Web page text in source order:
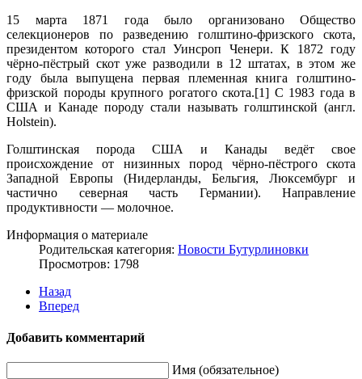
15 марта 1871 года было организовано Общество
селекционеров по разведению голштино-фризского скота,
президентом которого стал Уинсроп Ченери. К 1872 году
чёрно-пёстрый скот уже разводили в 12 штатах, в этом же
году была выпущена первая племенная книга голштино-
фризской породы крупного рогатого скота.[1] С 1983 года в
США и Канаде породу стали называть голштинской (англ.
Holstein).
Голштинская порода США и Канады ведёт свое
происхождение от низинных пород чёрно-пёстрого скота
Западной Европы (Нидерланды, Бельгия, Люксембург и
частично северная часть Германии). Направление
продуктивности — молочное.
Информация о материале
Родительская категория: Новости Бутурлиновки
Просмотров: 1798
Назад
Вперед
Добавить комментарий
Имя (обязательное)